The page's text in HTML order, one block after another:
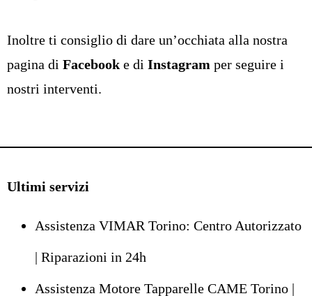
Inoltre ti consiglio di dare un’occhiata alla nostra
pagina di Facebook e di Instagram per seguire i
nostri interventi.
Ultimi servizi
Assistenza VIMAR Torino: Centro Autorizzato
| Riparazioni in 24h
Assistenza Motore Tapparelle CAME Torino |